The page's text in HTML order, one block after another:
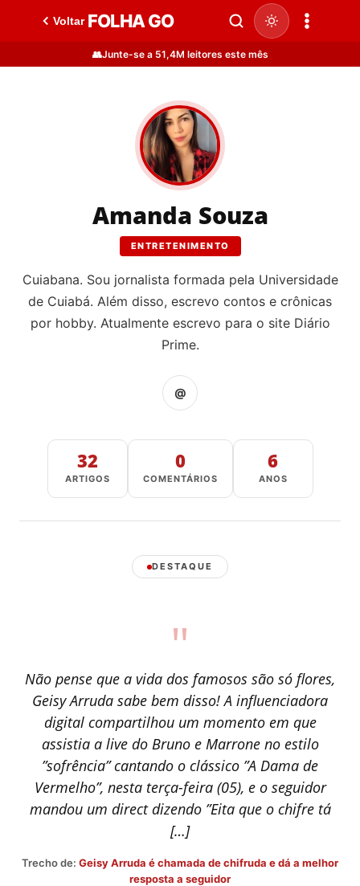
Voltar FOLHA GO
👥Junte-se a 51,4M leitores este mês
Amanda Souza
ENTRETENIMENTO
Cuiabana. Sou jornalista formada pela Universidade
de Cuiabá. Além disso, escrevo contos e crônicas
por hobby. Atualmente escrevo para o site Diário
Prime.
@
32
ARTIGOS
0
COMENTÁRIOS
6
ANOS
DESTAQUE
"
Não pense que a vida dos famosos são só flores,
Geisy Arruda sabe bem disso! A influenciadora
digital compartilhou um momento em que
assistia a live do Bruno e Marrone no estilo
”sofrência” cantando o clássico ”A Dama de
Vermelho”, nesta terça-feira (05), e o seguidor
mandou um direct dizendo ”Eita que o chifre tá
[…]
Trecho de: Geisy Arruda é chamada de chifruda e dá a melhor
resposta a seguidor